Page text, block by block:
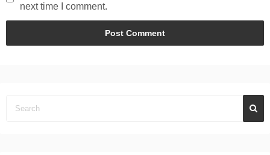
next time I comment.